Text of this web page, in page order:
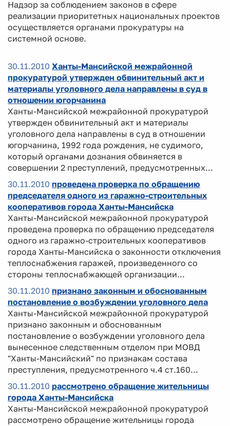
Надзор за соблюдением законов в сфере
реализации приоритетных национальных проектов
осуществляется органами прокуратуры на
системной основе.
30.11.2010 Ханты-Мансийской межрайонной
прокуратурой утвержден обвинительный акт и
материалы уголовного дела направлены в суд в
отношении югорчанина
Ханты-Мансийской межрайонной прокуратурой
утвержден обвинительный акт и материалы
уголовного дела направлены в суд в отношении
югорчанина, 1992 года рождения, не судимого,
который органами дознания обвиняется в
совершении 2 преступлений, предусмотренных...
30.11.2010 проведена проверка по обращению
председателя одного из гаражно-строительных
кооперативов города Ханты-Мансийска
Ханты-Мансийской межрайонной прокуратурой
проведена проверка по обращению председателя
одного из гаражно-строительных кооперативов
города Ханты-Мансийска о законности отключения
теплоснабжения гаражей, произведенного со
стороны теплоснабжающей организации...
30.11.2010 признано законным и обоснованным
постановление о возбуждении уголовного дела
Ханты-Мансийской межрайонной прокуратурой
признано законным и обоснованным
постановление о возбуждении уголовного дела
вынесенное следственным отделом при МОВД
"Ханты-Мансийский" по признакам состава
преступления, предусмотренного ч.4 ст.160...
30.11.2010 рассмотрено обращение жительницы
города Ханты-Мансийска
Ханты-Мансийской межрайонной прокуратурой
рассмотрено обращение жительницы города